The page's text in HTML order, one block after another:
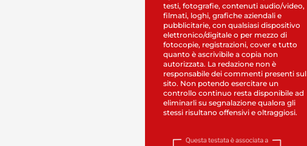
testi, fotografie, contenuti audio/video,
filmati, loghi, grafiche aziendali e
pubblicitarie, con qualsiasi dispositivo
elettronico/digitale o per mezzo di
fotocopie, registrazioni, cover e tutto
quanto è ascrivibile a copia non
autorizzata. La redazione non è
responsabile dei commenti presenti sul
sito. Non potendo esercitare un
controllo continuo resta disponibile ad
eliminarli su segnalazione qualora gli
stessi risultano offensivi e oltraggiosi.